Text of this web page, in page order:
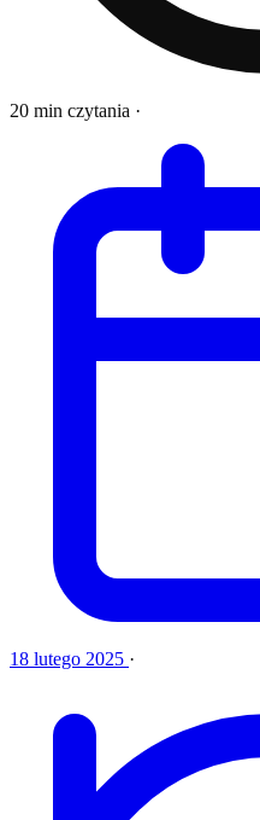
20 min czytania ·
18 lutego 2025 ·